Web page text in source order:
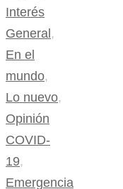
Interés
General ,
En el
mundo,
Lo nuevo,
Opinión
COVID-
19,
Emergencia